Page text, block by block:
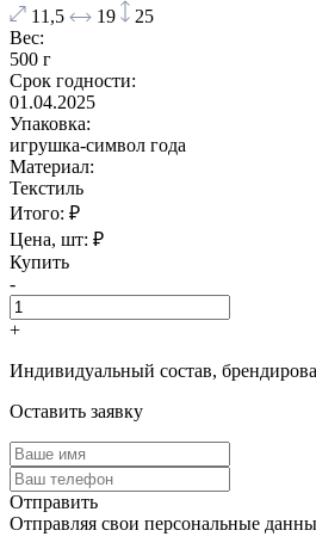
11,5
19
25
Вес:
500 г
Срок годности:
01.04.2025
Упаковка:
игрушка-символ года
Материал:
Текстиль
Итого: ₽
Цена, шт: ₽
Купить
-
+
Индивидуальный состав,
Оставить заявку
Отправить
Отправляя свои персональные